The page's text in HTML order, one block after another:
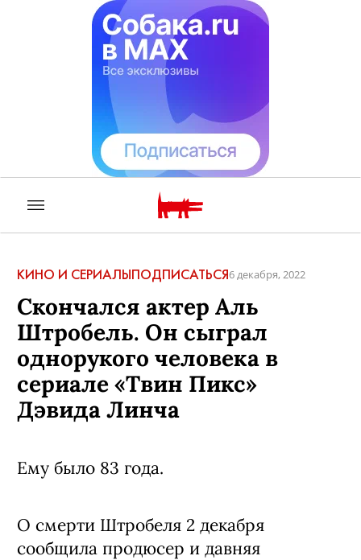
КИНО И СЕРИАЛЫПОДПИСАТЬСЯ6 декабря, 2022
Скончался актер Аль
Штробель. Он сыграл
однорукого человека в
сериале «Твин Пикс»
Дэвида Линча
Ему было 83 года.
О смерти Штробеля 2 декабря
сообщила продюсер и давняя